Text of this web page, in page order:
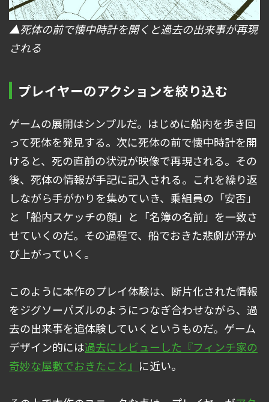
▲死体の前で懐中時計を開くと過去の出来事が再現
される
プレイヤーのアクションを絞り込む
ゲームの展開はシンプルだ。はじめに船内を歩き回
って死体を発見する。次に死体の前で懐中時計を開
けると、死の直前の状況が映像で再現される。その
後、死体の情報が手記に記入される。これを繰り返
しながら手がかりを集めていき、乗組員の「安否」
と「船内スケッチの顔」と「名簿の名前」を一致さ
せていくのだ。その過程で、船でおきた悲劇が浮か
び上がっていく。
このように本作のプレイ体験は、断片化された情報
をジグソーパズルのようにつなぎ合わせながら、過
去の出来事を追体験していくというものだ。ゲーム
デザイン的には過去にレビューした『フィンチ家の
奇妙な屋敷でおきたこと』 に近い。